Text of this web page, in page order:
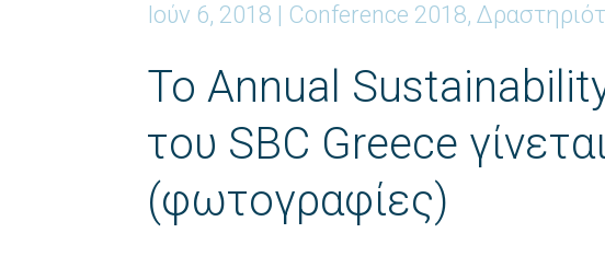
Ιούν 6, 2018 Conference 2018,
Το Annual
του SBC Greece
(φωτογραφίες)